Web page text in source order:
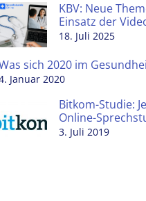
KBV: Neue
Einsatz der
18. Juli 2025
sich 2020 im
Januar 2020
Bitkom-Studie:
Online-
3. Juli 2019